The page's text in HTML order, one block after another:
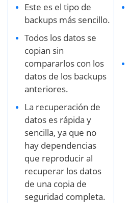
Este es el tipo de
backups más sencillo.
Todos los datos se
copian sin
compararlos con los
datos de los backups
anteriores.
La recuperación de
datos es rápida y
sencilla, ya que no
hay dependencias
que reproducir al
recuperar los datos
de una copia de
seguridad completa.